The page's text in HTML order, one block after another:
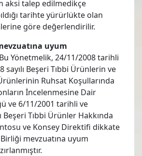
aksi talep edilmedikçe
tarihte yürürlükte olan
göre değerlendirilir.
uyum
Yönetmelik, 24/11/2008 tarihli
sayılı Beşeri Tıbbi Ürünlerin ve
Ruhsat Koşullarında
İncelenmesine Dair
ve 6/11/2001 tarihli ve
Beşeri Tıbbi Ürünler Hakkında
ve Konsey Direktifi dikkate
mevzuatına uyum